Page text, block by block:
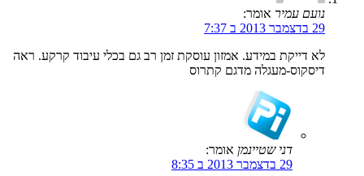
נועם עמיר אומר:
29 בדצמבר 2013 ב 7:37
לא דייקת במידע. אמזון עוסקת זמן רב גם בכלי עיבוד קרקע. ראה
דיסקוס-מעגלה מדגם קתרוס
דני שטיינמן אומר:
29 בדצמבר 2013 ב 8:35